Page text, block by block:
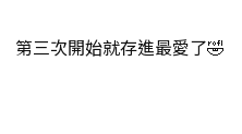
第三次開始就存進最愛了🤣